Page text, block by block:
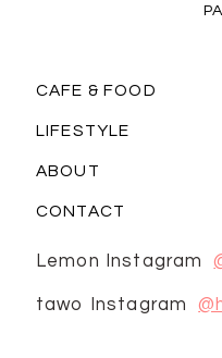
CAFE & FOOD
LIFESTYLE
ABOUT
CONTACT
Lemon Instagram
tawo Instagram